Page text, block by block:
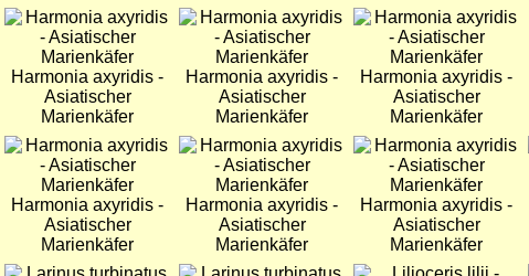
Bild
Harmonia axyridis -
Asiatischer
Marienkäfer
Bild
Harmonia axyridis -
Asiatischer
Marienkäfer
Bild
Harmonia axyridis -
Asiatischer
Marienkäfer
Bild
Harmonia axyridis -
Asiatischer
Marienkäfer
Bild
Harmonia axyridis -
Asiatischer
Marienkäfer
Bild
Harmonia axyridis -
Asiatischer
Marienkäfer